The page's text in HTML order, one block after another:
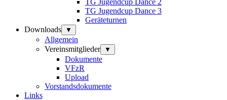
TG Jugendcup Dance 3
Geräteturnen
Downloads
▼
Allgemein
Vereinsmitglieder
▼
Dokumente
VFzR
Upload
Vorstandsdokumente
Links